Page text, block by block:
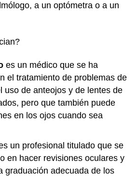
a un optómetra o a un
es un médico que se ha
el tratamiento de problemas de
uso de anteojos y de lentes de
pero que también puede
en los ojos cuando sea
un profesional titulado que se
en hacer revisiones oculares y
graduación adecuada de los